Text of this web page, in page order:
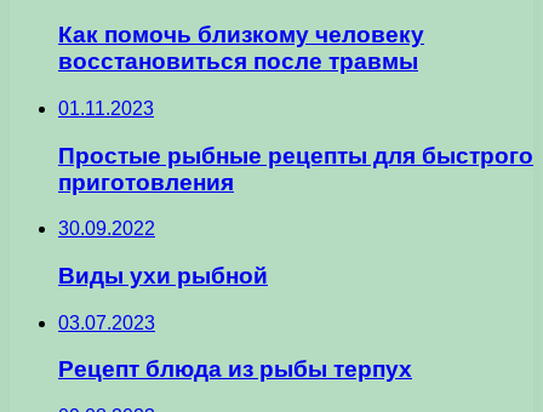
Как помочь близкому человеку
восстановиться после травмы
01.11.2023
Простые рыбные рецепты для быстрого
приготовления
30.09.2022
Виды ухи рыбной
03.07.2023
Рецепт блюда из рыбы терпух